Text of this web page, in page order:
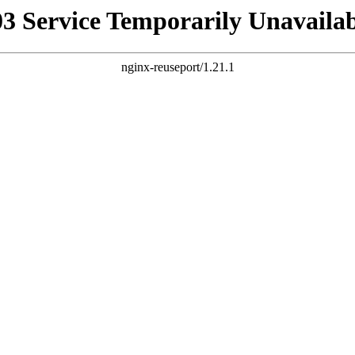
Service Temporarily
nginx-reuseport/1.21.1